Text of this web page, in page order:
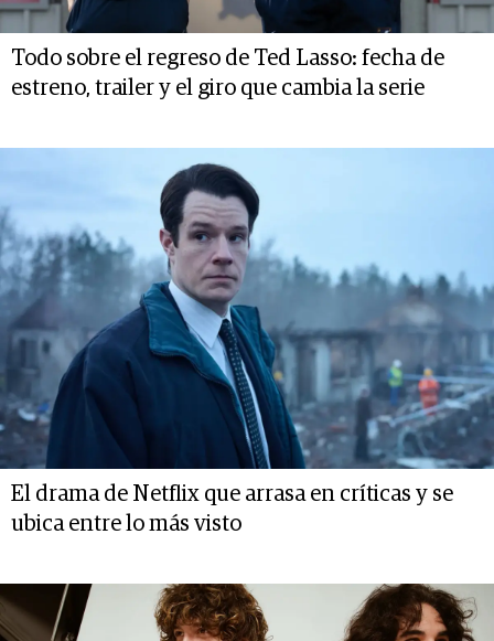
Todo sobre el regreso de Ted Lasso: fecha de
estreno, trailer y el giro que cambia la serie
El drama de Netflix que arrasa en críticas y se
ubica entre lo más visto